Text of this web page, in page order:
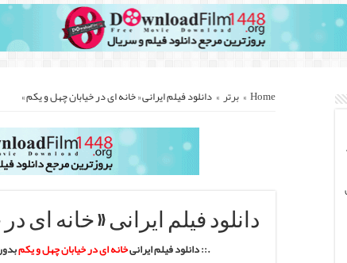
Home
» برتر » دانلود فیلم ایرانی « خانه ای در خیابان چهل و یکم »
دانلود فیلم ایرانی « خانه ای
.:: دانلود فیلم ایرانیخانه ای در خیابان چهل و یکم